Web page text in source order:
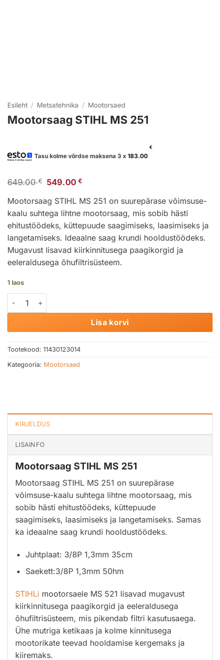
Esileht / Metsatehnika / Mootorsaed
Mootorsaag STIHL MS 251
Tasu kolme võrdse maksena 3 x 183.00
€
649.00€
Algne
oli:
649.00 €.
549.00€
on:
549.00 €.
Mootorsaag STIHL MS 251 on suurepärase võimsuse-
kaalu suhtega lihtne mootorsaag, mis sobib hästi
ehitustöödeks, küttepuude saagimiseks, laasimiseks ja
langetamiseks. Ideaalne saag krundi hooldustöödeks.
Mugavust lisavad kiirkinnitusega paagikorgid ja
eeleraldusega õhufiltrisüsteem.
1 laos
Mootorsaag STIHL MS 251 kogus
Lisa korvi
Tootekood: 11430123014
Kategooria: Mootorsaed
KIRJELDUS
LISAINFO
Mootorsaag STIHL MS 251
Mootorsaag STIHL MS 251 on suurepärase
võimsuse-kaalu suhtega lihtne mootorsaag, mis
sobib hästi ehitustöödeks, küttepuude
saagimiseks, laasimiseks ja langetamiseks. Samas
ka ideaalne saag krundi hooldustöödeks.
Juhtplaat: 3/8P 1,3mm 35cm
Saekett:3/8P 1,3mm 50hm
STIHLi mootorsaele MS 521 lisavad mugavust
kiirkinnitusega paagikorgid ja eeleraldusega
õhufiltrisüsteem, mis pikendab filtri kasutusaega.
Ühe mutriga ketikaas ja kolme kinnitusega
mootorikate teevad hooldamise kergemaks ja
kiiremaks.